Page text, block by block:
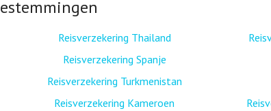
Reisverzekering Thailand
Reisverzekering Spanje
Reisverzekering Turkmenistan
Reisverzekering Kameroen